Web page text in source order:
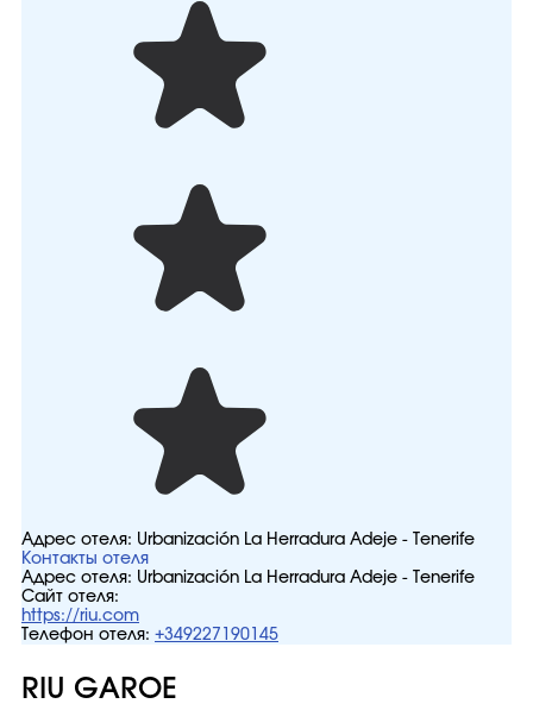
Адрес отеля: Urbanización La Herradura Adeje - Tenerife
Контакты отеля
Адрес отеля: Urbanización La Herradura Adeje - Tenerife
Сайт отеля:
https://riu.com
Телефон отеля: +349227190145
RIU GAROE